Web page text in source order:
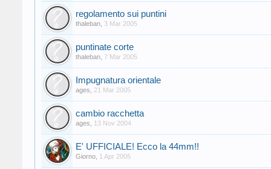
regolamento sui puntini
thaleban 3 Mar 2005
puntinate corte
thaleban 7 Mar 2005
Impugnatura orientale
ages 21 Mar 2005
cambio racchetta
ages 13 Nov 2004
E' UFFICIALE! Ecco la 44mm!!
Giorno 1 Apr 2005